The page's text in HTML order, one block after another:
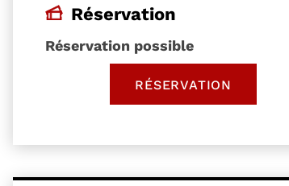
Réservation
Réservation possible
RÉSERVATION
, OUVRE UNE